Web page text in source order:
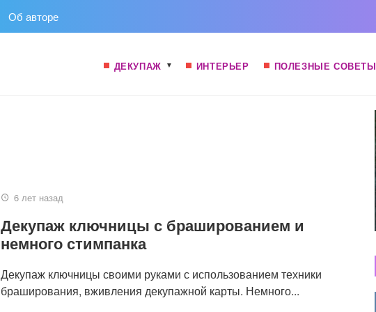
Об авторе
ДЕКУПАЖ ИНТЕРЬЕР ПОЛЕЗНЫЕ СОВЕТЫ
6 лет назад
Декупаж ключницы с брашированием и
немного стимпанка
Декупаж ключницы своими руками с использованием техники
браширования, вживления декупажной карты. Немного...